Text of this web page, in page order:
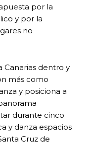
por la
y por la
no
Canarias dentro y
más como
y posiciona a
durante cinco
y danza espacios
Cruz de